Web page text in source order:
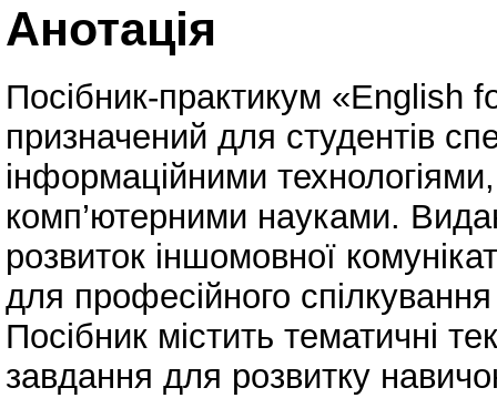
Анотація
Посібник-практикум «English
призначений для студентів
інформаційними
комп’ютерними науками.
розвиток іншомовної
для професійного
Посібник містить тематичні
завдання для розвитку